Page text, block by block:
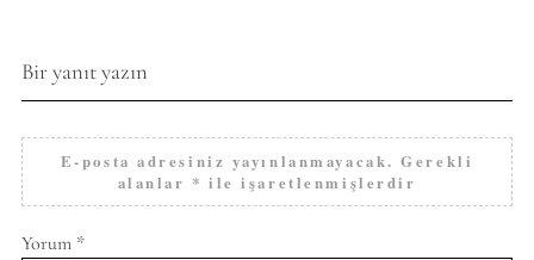
Bir yanıt yazın
E-posta adresiniz yayınlanmayacak. Gerekli
alanlar * ile işaretlenmişlerdir
Yorum *